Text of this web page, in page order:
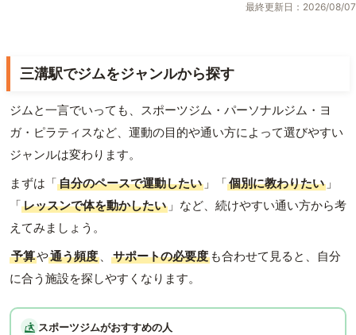
最終更新日：2026/08/07
三溝駅でジムをジャンルから探す
ジムと一言でいっても、スポーツジム・パーソナルジム・ヨ
ガ・ピラティスなど、運動の目的や通い方によって選びやすい
ジャンルは変わります。
まずは「自分のペースで運動したい 」「個別に教わりたい 」
「レッスンで体を動かしたい 」など、続けやすい通い方から考
えてみましょう。
予算や通う頻度 、 サポートの必要度 も合わせて見ると、自分
に合う施設を探しやすくなります。
スポーツジムがおすすめの人